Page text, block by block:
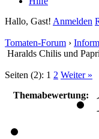
Hallo, Gast! Anmelden
Tomaten-Forum ›
Haralds Chilis und
Seiten (2): 1 2 Weiter »
Themabewertung: